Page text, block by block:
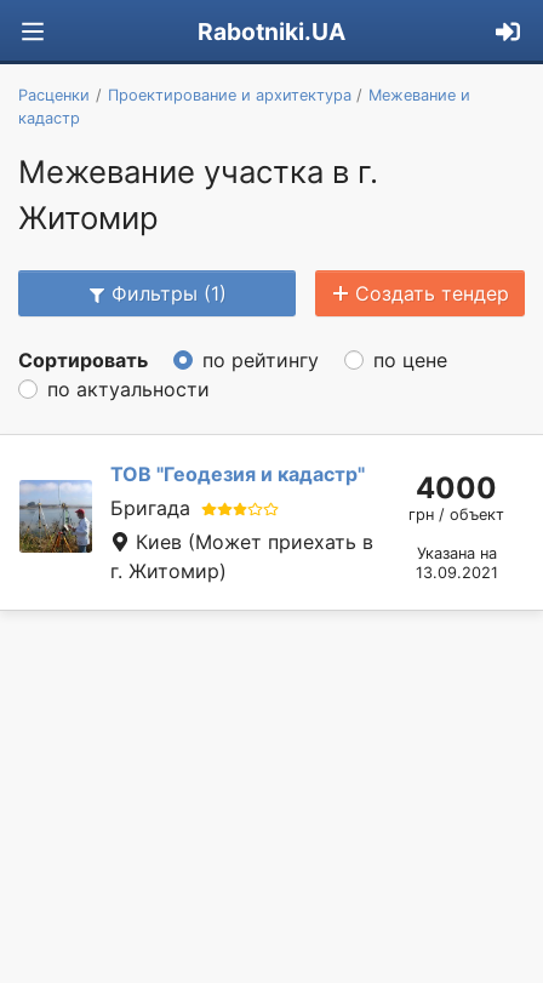
Rabotniki.UA
Расценки Проектирование и архитектура
Межевание и
кадастр
Межевание участка в г.
Житомир
Фильтры (1) Создать тендер
Сортировать по рейтингу
по цене
по актуальности
ТОВ "Геодезия и кадастр"
Бригада
Киев (Может приехать в
г. Житомир)
4000
грн / объект
Указана на
13.09.2021